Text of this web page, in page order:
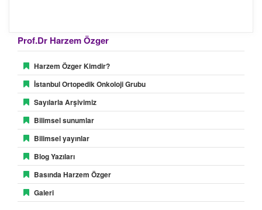
Prof.Dr Harzem Özger
Harzem Özger Kimdir?
İstanbul Ortopedik Onkoloji Grubu
Sayılarla Arşivimiz
Bilimsel sunumlar
Bilimsel yayınlar
Blog Yazıları
Basında Harzem Özger
Galeri